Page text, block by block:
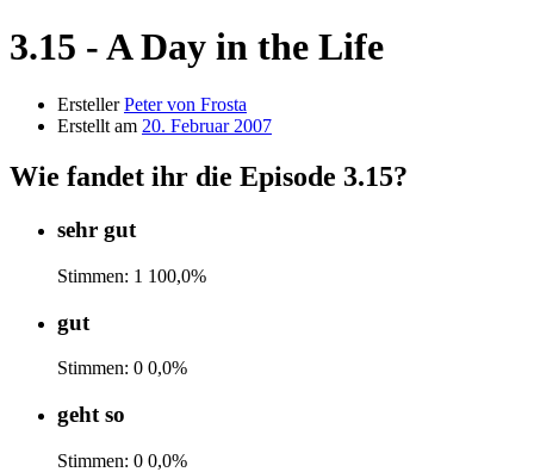
3.15 - A Day in the Life
Ersteller Peter von Frosta
Erstellt am 20. Februar 2007
Wie fandet ihr die Episode 3.15?
sehr gut
Stimmen: 1 100,0%
gut
Stimmen: 0 0,0%
geht so
Stimmen: 0 0,0%